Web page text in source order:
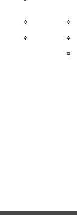
*
*
*
*
*